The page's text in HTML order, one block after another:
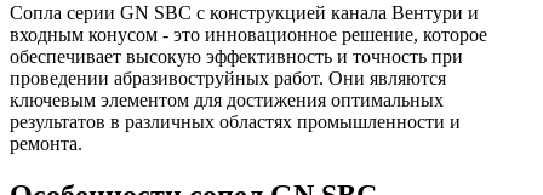
Сопла серии GN SBC с конструкцией канала Вентури и
входным конусом - это инновационное решение, которое
обеспечивает высокую эффективность и точность при
проведении абразивоструйных работ. Они являются
ключевым элементом для достижения оптимальных
результатов в различных областях промышленности и
ремонта.